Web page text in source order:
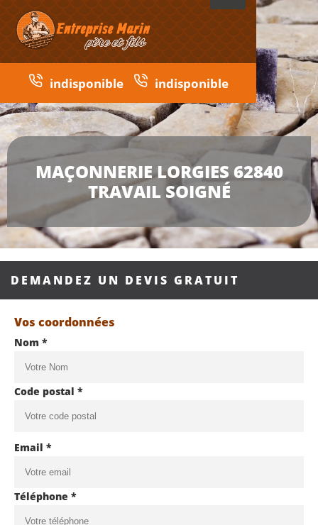
indisponible indisponible
MAÇONNERIE LORGIES 62840
TRAVAIL SOIGNÉ
DEMANDEZ UN DEVIS GRATUIT
Vos coordonnées
Nom *
Code postal *
Email *
Téléphone *